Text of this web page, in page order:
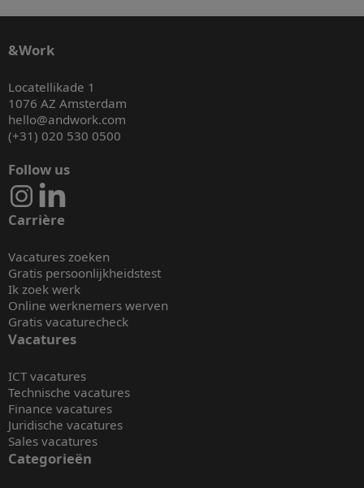
&Work
Locatellikade 1
1076 AZ Amsterdam
hello@andwork.com
(+31) 020 530 0500
Follow us
Carrière
Vacatures zoeken
Gratis persoonlijkheidstest
Ik zoek werk
Online werknemers werven
Gratis vacaturecheck
Vacatures
ICT vacatures
Technische vacatures
Finance vacatures
Juridische vacatures
Sales vacatures
Categorieën